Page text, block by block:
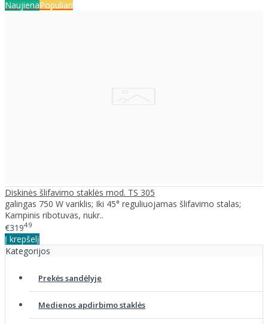
NaujienaPopuliari
Diskinės šlifavimo staklės mod. TS 305
galingas 750 W variklis; Iki 45° reguliuojamas šlifavimo stalas;
Kampinis ribotuvas, nukr..
€31949
Į krepšelį
Kategorijos
Prekės sandėlyje
Medienos apdirbimo staklės